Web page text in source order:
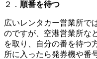
２． 順番を待つ
広いレンタカー営業所で
のですが、空港営業所な
を取り、自分の番を待つ
所に入ったら発券機や番